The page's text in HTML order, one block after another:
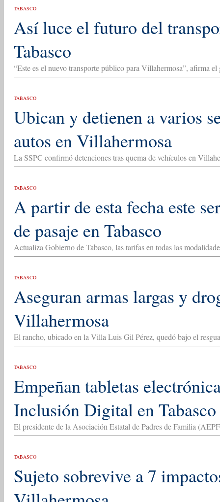
TABASCO
Así luce el futuro del
Tabasco
“Este es el nuevo transporte público para Villahermosa”, afirma
TABASCO
Ubican y detienen a varios
autos en Villahermosa
La SSPC confirmó detenciones tras quema de vehículos en
TABASCO
A partir de esta fecha este
de pasaje en Tabasco
Actualiza Gobierno de Tabasco, las tarifas en todas las
TABASCO
Aseguran armas largas y
Villahermosa
El rancho, ubicado en la Villa Luis Gil Pérez, quedó bajo el
TABASCO
Empeñan tabletas
Inclusión Digital en Tabasco
El presidente de la Asociación Estatal de Padres de Familia
TABASCO
Sujeto sobrevive a 7